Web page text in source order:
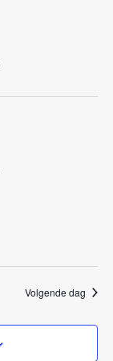
n
e
n
i
Volgende dag